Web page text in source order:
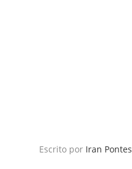
Escrito por Iran Pontes